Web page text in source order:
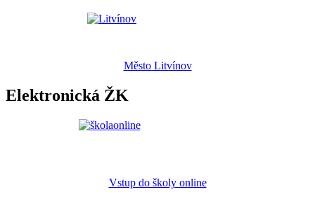
Město Litvínov
Elektronická ŽK
Vstup do školy online